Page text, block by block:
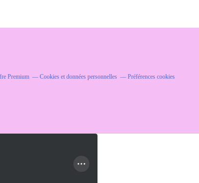
Premium Cookies et données personnelles Préférences cookies